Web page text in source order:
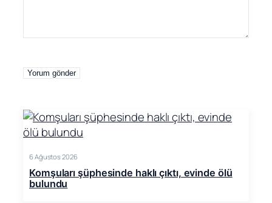
6 Ağustos 2026
Komşuları şüphesinde haklı çıktı, evinde ölü
bulundu